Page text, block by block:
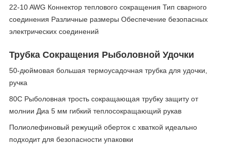
22-10 AWG Коннектор теплового сокращения Тип сварного
соединения Различные размеры Обеспечение безопасных
электрических соединений
Трубка Сокращения Рыболовной Удочки
50-дюймовая большая термоусадочная трубка для удочки,
ручка
80C Рыболовная трость сокращающая трубку защиту от
молнии Диа 5 мм гибкий теплосокращающий рукав
Полиолефиновый режущий оберток с хваткой идеально
подходит для безопасности упаковки